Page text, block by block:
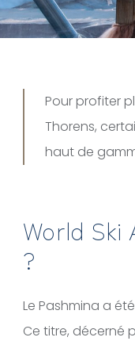
Pour profiter
Thorens,
haut de
World Ski
?
Le Pashmina a
Ce titre, décerné